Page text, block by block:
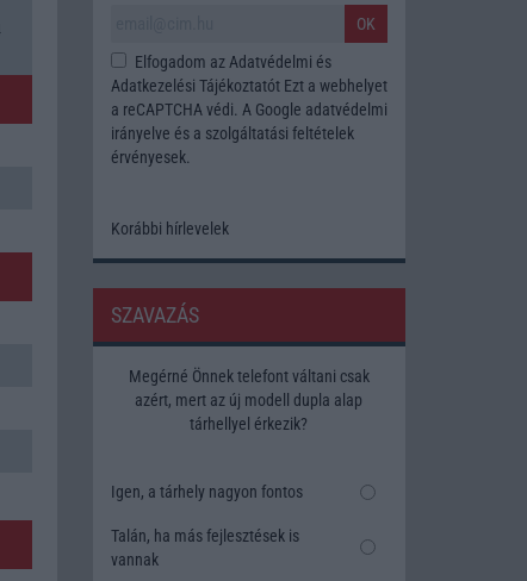
OK
Elfogadom az Adatvédelmi és
Adatkezelési TájékoztatótEzt a webhelyet
a reCAPTCHA védi. A Google adatvédelmi
irányelve és a szolgáltatási feltételek
érvényesek.
Korábbi hírlevelek
SZAVAZÁS
Megérné Önnek telefont váltani csak
azért, mert az új modell dupla alap
tárhellyel érkezik?
Igen, a tárhely nagyon fontos
Talán, ha más fejlesztések is
vannak